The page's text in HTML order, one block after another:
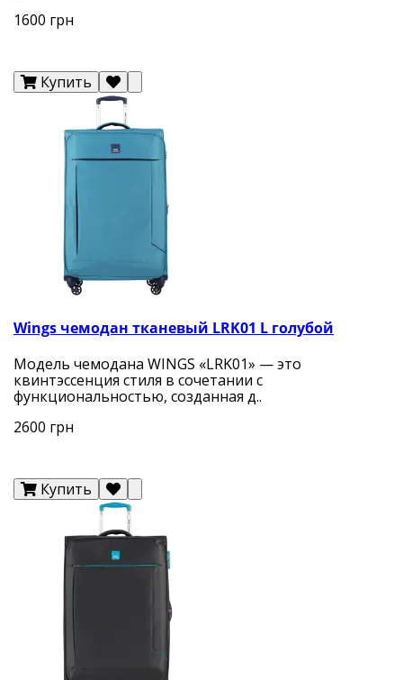
1600 грн
Купить
Wings чемодан тканевый LRK01 L голубой
Модель чемодана WINGS «LRK01» — это
квинтэссенция стиля в сочетании с
функциональностью, созданная д..
2600 грн
Купить